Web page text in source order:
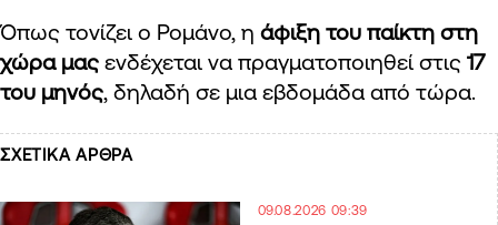
Όπως τονίζει ο Ρομάνο, η άφιξη του παίκτη στη
χώρα μας ενδέχεται να πραγματοποιηθεί στις 17
του μηνός , δηλαδή σε μια εβδομάδα από τώρα.
ΣΧΕΤΙΚΑ ΑΡΘΡΑ
09.08.2026 09:39